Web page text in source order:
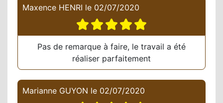
Maxence HENRI le 02/07/2020
Pas de remarque à faire, le travail a été
réaliser parfaitement
Marianne GUYON le 02/07/2020